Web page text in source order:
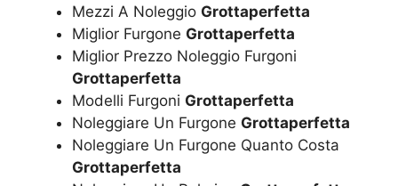
Mezzi A Noleggio Grottaperfetta
Miglior Furgone Grottaperfetta
Miglior Prezzo Noleggio Furgoni
Grottaperfetta
Modelli Furgoni Grottaperfetta
Noleggiare Un Furgone Grottaperfetta
Noleggiare Un Furgone Quanto Costa
Grottaperfetta